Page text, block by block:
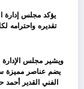
يؤكد مجلس إدارة
تقديره واحترامه
ويشير مجلس الإدارة
يضم عناصر مميزة
الفني القدير